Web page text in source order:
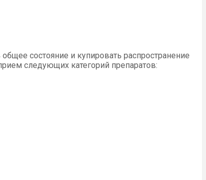
состояние и купировать распространение
следующих категорий препаратов: